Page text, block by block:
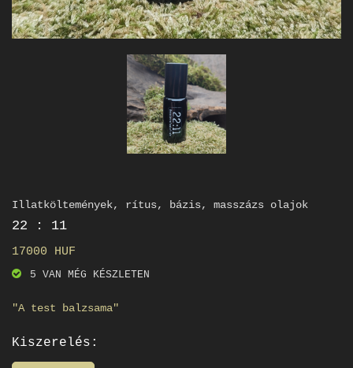
Illatköltemények, rítus, bázis, masszázs olajok
22 : 11
17000 HUF
5 VAN MÉG KÉSZLETEN
"A test balzsama"
Kiszerelés: